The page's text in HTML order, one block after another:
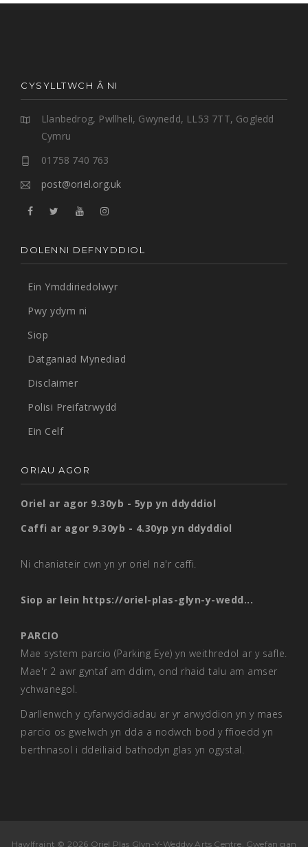
CYSYLLTWCH Â NI
Llanbedrog, Pwllheli, Gwynedd, LL53 7TT, Gogledd
Cymru
01758 740 763
post@oriel.org.uk
DOLENNI DEFNYDDIOL
Ein Ymddiriedolwyr
Pwy ydym ni
Siop
Datganiad Mynediad
Disclaimer
Polisi Preifatrwydd
Ein Celf
ORIAU AGOR
Oriel ar agor 9.30yb - 5yp yn ddyddiol
Caffi ar agor 9.30yb - 4.30yp yn ddyddiol
Ni chaniateir cwn yn yr oriel na'r caffi.
Siop ar lein https://oriel-plas-glyn-y-wedd...
PARCIO
Mae system parcio (Parking Eye) yn weithredol ar y safle.
Mae'r 2 awr gyntaf am ddim, ond rhaid talu am amser
ychwanegol.
Darllenwch y cyfarwyddiadau ar yr arwyddion yn y maes
parcio os gwelwch yn dda a nodwch bod y ffioedd yn
berthnasol i ddeiliaid bathodyn glas yn ogystal.
Hawlfraint © 2026 Oriel Plas Glyn-Y-Weddw Arts Centre. Gwefan gan